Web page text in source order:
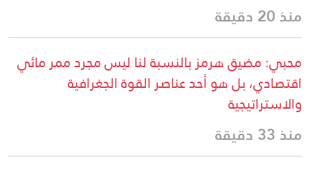
منذ 20 دقيقة
محبي: مضيق هرمز بالنسبة لنا ليس مجرد ممر مائي
اقتصادي، بل هو أحد عناصر القوة الجغرافية
والاستراتيجية
منذ 33 دقيقة